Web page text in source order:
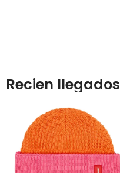
Recien llegados